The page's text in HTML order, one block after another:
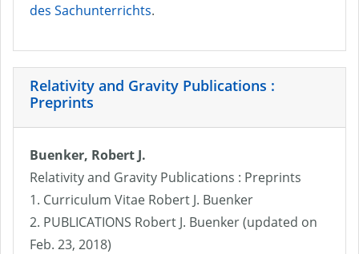
des Sachunterrichts.
Relativity and Gravity Publications :
Preprints
Buenker, Robert J.
Relativity and Gravity Publications : Preprints
1. Curriculum Vitae Robert J. Buenker
2. PUBLICATIONS Robert J. Buenker (updated on
Feb. 23, 2018)